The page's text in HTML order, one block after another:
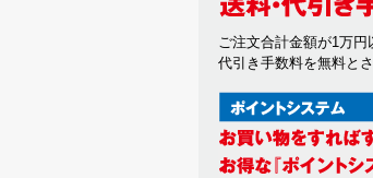
ご注文合計金額が1万円
代引き手数料を無料と